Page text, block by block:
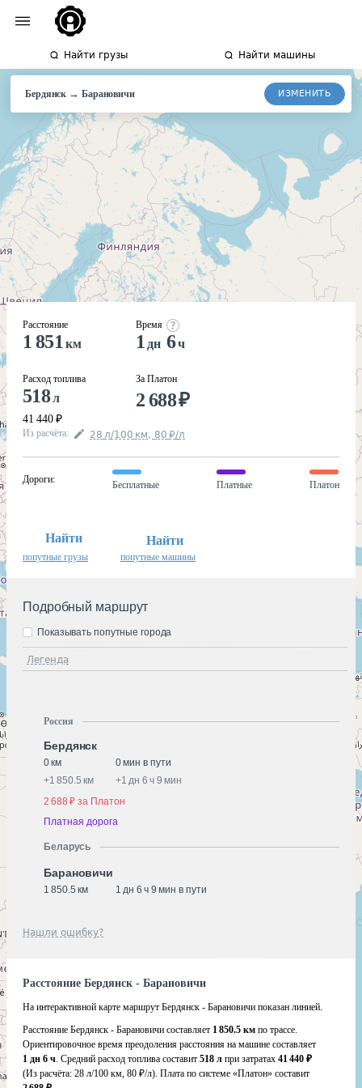
Найти грузы Найти машины
Бердянск → Барановичи ИЗМЕНИТЬ
Расстояние
1 851 км
Расход топлива
518л
41 440 ₽
Время
1 дн 6ч
За Платон
2 688₽
Из расчёта: 28 л/100 км, 80 ₽/л
Дороги:
Бесплатные Платные Платон
Найти
попутные грузы
Найти
попутные машины
Подробный маршрут
Легенда
Показывать попутные города
Россия
Бердянск
0 км
0 мин в пути
+1 850.5 км +1 дн 6 ч 9 мин
2 688 ₽ за Платон
Платная дорога
Беларусь
Барановичи
1 850.5 км 1 дн 6 ч 9 мин в пути
Нашли ошибку?
Расстояние Бердянск - Барановичи
На интерактивной карте маршрут Бердянск - Барановичи показан линией.
Расстояние Бердянск - Барановичи составляет 1 850.5 км по трассе.
Ориентировочное время преодоления расстояния на машине составляет
1 дн 6 ч. Средний расход топлива составит 518 л при затратах 41 440 ₽
(Из расчёта: 28 л/100 км, 80 ₽/л). Плата по системе «Платон» составит